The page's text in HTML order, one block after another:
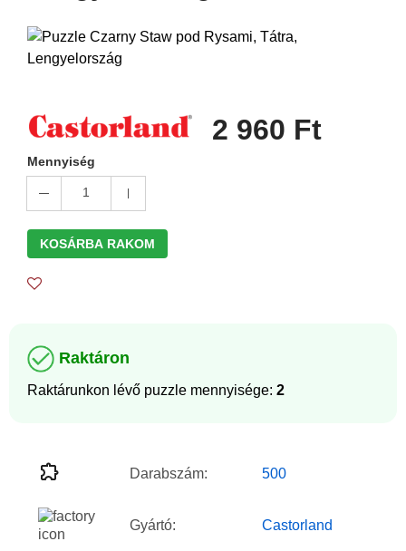
2 960 Ft
Mennyiség
1
KOSÁRBA RAKOM
Raktáron
Raktárunkon lévő puzzle mennyisége: 2
Darabszám: 500
Gyártó: Castorland